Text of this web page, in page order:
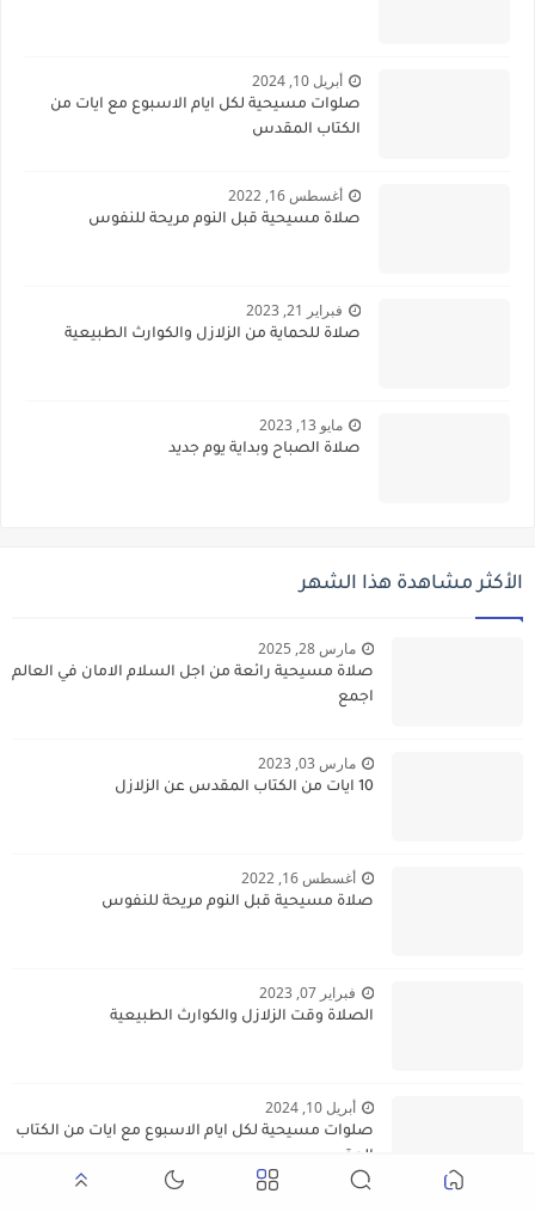
أبريل 10, 2024
صلوات مسيحية لكل ايام الاسبوع مع ايات من
الكتاب المقدس
أغسطس 16, 2022
صلاة مسيحية قبل النوم مريحة للنفوس
فبراير 21, 2023
صلاة للحماية من الزلازل والكوارث الطبيعية
مايو 13, 2023
صلاة الصباح وبداية يوم جديد
الأكثر مشاهدة هذا الشهر
مارس 28, 2025
صلاة مسيحية رائعة من اجل السلام الامان في العالم
اجمع
مارس 03, 2023
10 ايات من الكتاب المقدس عن الزلازل
أغسطس 16, 2022
صلاة مسيحية قبل النوم مريحة للنفوس
فبراير 07, 2023
الصلاة وقت الزلازل والكوارث الطبيعية
أبريل 10, 2024
صلوات مسيحية لكل ايام الاسبوع مع ايات من الكتاب
المقدس